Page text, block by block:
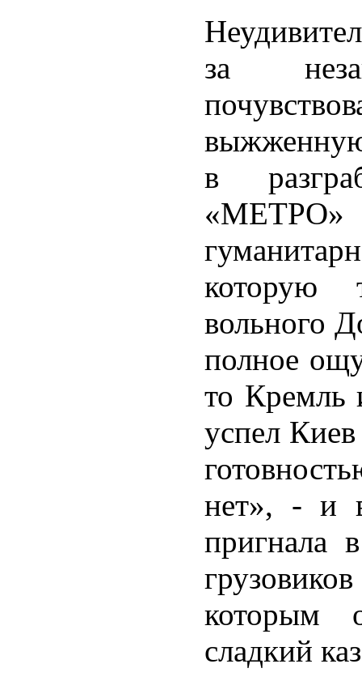
за
в
«МЕТРО»
которую
вольного
полное
то Кремль
успел Киев
нет», - и
пригнала
которым
сладкий